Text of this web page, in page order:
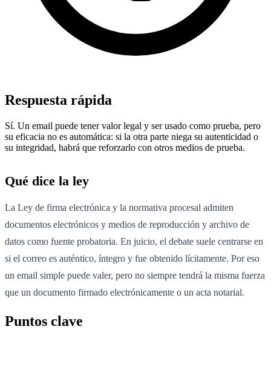
Respuesta rápida
Sí. Un email puede tener valor legal y ser usado como prueba, pero
su eficacia no es automática: si la otra parte niega su autenticidad o
su integridad, habrá que reforzarlo con otros medios de prueba.
Qué dice la ley
La Ley de firma electrónica y la normativa procesal admiten
documentos electrónicos y medios de reproducción y archivo de
datos como fuente probatoria. En juicio, el debate suele centrarse en
si el correo es auténtico, íntegro y fue obtenido lícitamente. Por eso
un email simple puede valer, pero no siempre tendrá la misma fuerza
que un documento firmado electrónicamente o un acta notarial.
Puntos clave